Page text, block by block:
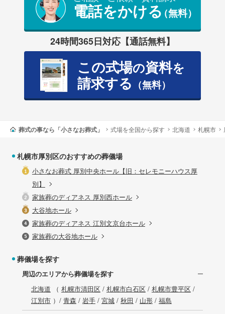
電話をかける（無料）
24時間365日対応【通話無料】
この式場の資料を
請求する （無料）
葬式の事なら「小さなお葬式」 式場を全国から探す 北海道 札幌市
札幌市厚別区のおすすめの葬儀場
小さなお葬式 厚別中央ホール【旧：セレモニーハウス厚
別】
家族葬のディアネス 厚別西ホール
大谷地ホール
家族葬のディアネス 江別文京台ホール
家族葬の大谷地ホール
葬儀場を探す
周辺のエリアから葬儀場を探す
北海道 （ 札幌市清田区 / 札幌市白石区 / 札幌市豊平区 /
江別市）/ 青森 / 岩手/ 宮城/ 秋田 / 山形/ 福島